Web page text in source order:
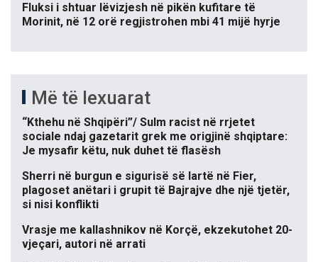
Fluksi i shtuar lëvizjesh në pikën kufitare të
Morinit, në 12 orë regjistrohen mbi 41 mijë hyrje
Më të lexuarat
“Kthehu në Shqipëri”/ Sulm racist në rrjetet
sociale ndaj gazetarit grek me origjinë shqiptare:
Je mysafir këtu, nuk duhet të flasësh
Sherri në burgun e sigurisë së lartë në Fier,
plagoset anëtari i grupit të Bajrajve dhe një tjetër,
si nisi konflikti
Vrasje me kallashnikov në Korçë, ekzekutohet 20-
vjeçari, autori në arrati